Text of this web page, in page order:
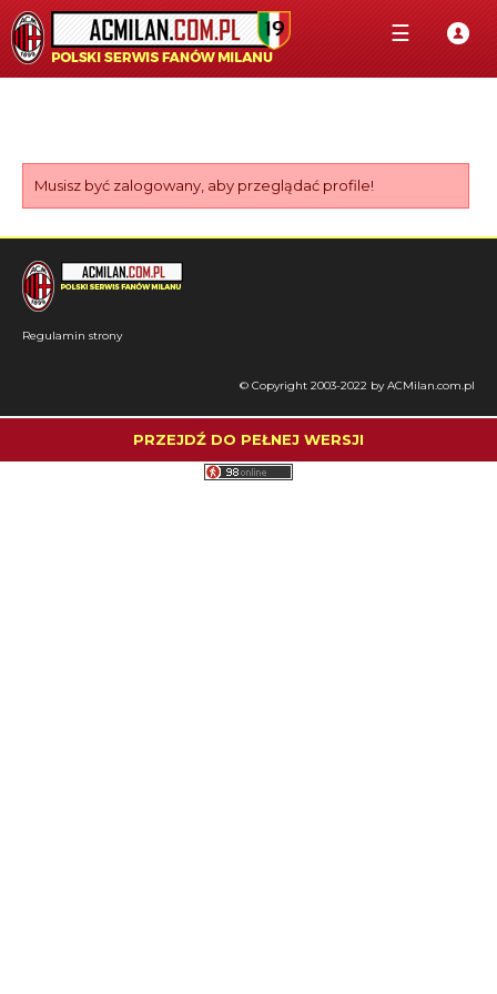
☰
Musisz być zalogowany, aby przeglądać profile!
Regulamin strony
© Copyright 2003-2022 by ACMilan.com.pl
PRZEJDŹ DO PEŁNEJ WERSJI